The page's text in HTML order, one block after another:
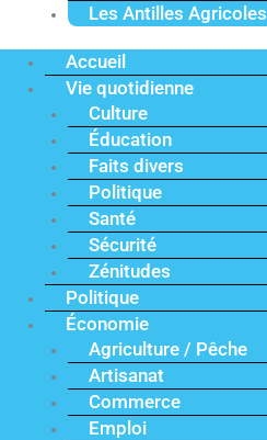
Les Antilles Agricoles
Accueil
Vie quotidienne
Culture
Éducation
Faits divers
Politique
Santé
Sécurité
Zénitudes
Politique
Économie
Agriculture / Pêche
Artisanat
Commerce
Emploi